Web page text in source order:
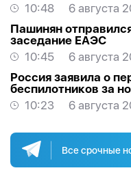
10:48
6 августа
Пашинян
заседание ЕАЭС
10:45
6 августа
Россия заявила о
беспилотников за
10:23
6 августа
Все срочные